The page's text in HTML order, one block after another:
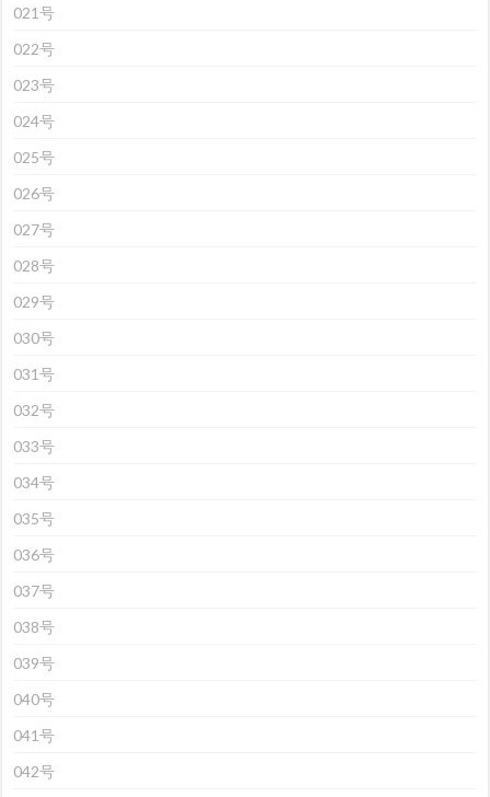
021号
022号
023号
024号
025号
026号
027号
028号
029号
030号
031号
032号
033号
034号
035号
036号
037号
038号
039号
040号
041号
042号